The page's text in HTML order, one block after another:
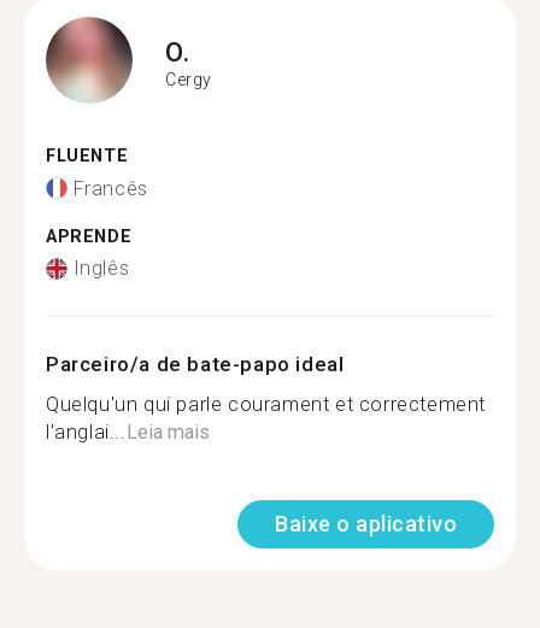
O.
Cergy
FLUENTE
Francês
APRENDE
Inglês
Parceiro/a de bate-papo ideal
Quelqu'un qui parle courament et correctement
l'anglai...Leia mais
Baixe o aplicativo